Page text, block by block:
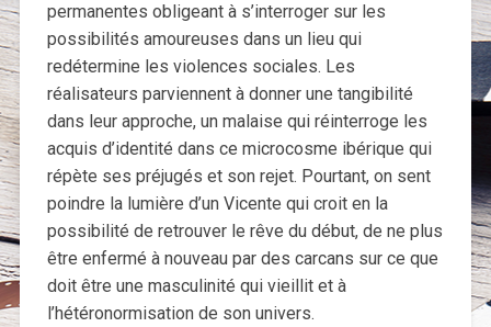
permanentes obligeant à s’interroger sur les
possibilités amoureuses dans un lieu qui
redétermine les violences sociales. Les
réalisateurs parviennent à donner une tangibilité
dans leur approche, un malaise qui réinterroge les
acquis d’identité dans ce microcosme ibérique qui
répète ses préjugés et son rejet. Pourtant, on sent
poindre la lumière d’un Vicente qui croit en la
possibilité de retrouver le rêve du début, de ne plus
être enfermé à nouveau par des carcans sur ce que
doit être une masculinité qui vieillit et à
l’hétéronormisation de son univers.